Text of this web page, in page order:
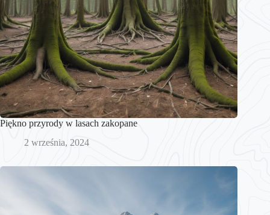
Piękno przyrody w lasach zakopane
2 września, 2024